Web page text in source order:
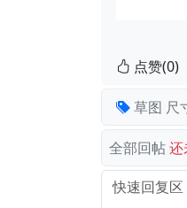
点赞(0)
草图 尺
全部回帖还